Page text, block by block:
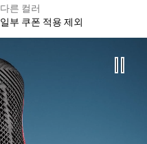
다른 컬러
일부 쿠폰 적용 제외